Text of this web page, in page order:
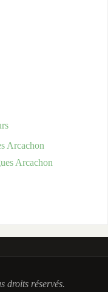
Arcachon
droits réservés.